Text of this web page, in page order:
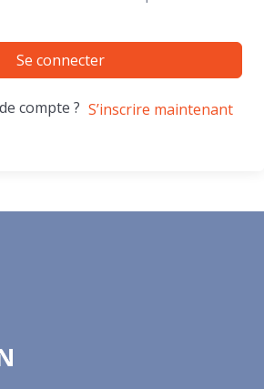
Se connecter
compte ? S’inscrire maintenant